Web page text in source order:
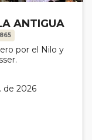
ANTIGUA
por el Nilo y
de 2026